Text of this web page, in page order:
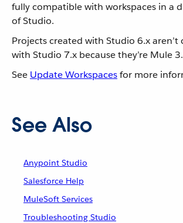
fully compatible with workspaces in a
of Studio.
Projects created with Studio 6.x
with Studio 7.x because they’re Mule
See Update Workspacesfor more
See Also
Anypoint Studio
Salesforce Help
MuleSoft Services
Troubleshooting Studio